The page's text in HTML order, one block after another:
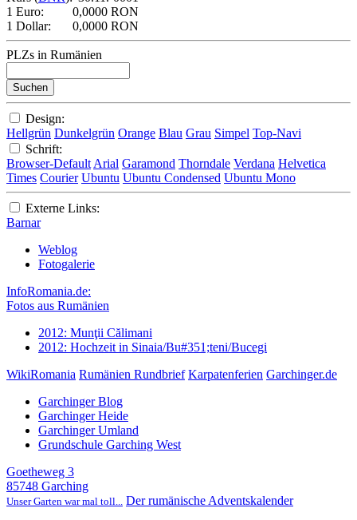
1 Euro:
0,0000 RON
1 Dollar:
0,0000 RON
PLZs in Rumänien
Design:
Hellgrün Dunkelgrün Orange Blau Grau Simpel Top-Navi
Schrift:
Browser-Default Arial Garamond Thorndale Verdana Helvetica
Times Courier Ubuntu Ubuntu Condensed Ubuntu Mono
Externe Links:
Barnar
Weblog
Fotogalerie
InfoRomania.de:
Fotos aus Rumänien
2012: Munţii Călimani
2012: Hochzeit in Sinaia/Bu#351;teni/Bucegi
WikiRomania Rumänien Rundbrief Karpatenferien Garchinger.de
Garchinger Blog
Garchinger Heide
Garchinger Umland
Grundschule Garching West
Goetheweg 3
85748 Garching
Unser Garten war mal toll... Der rumänische Adventskalender